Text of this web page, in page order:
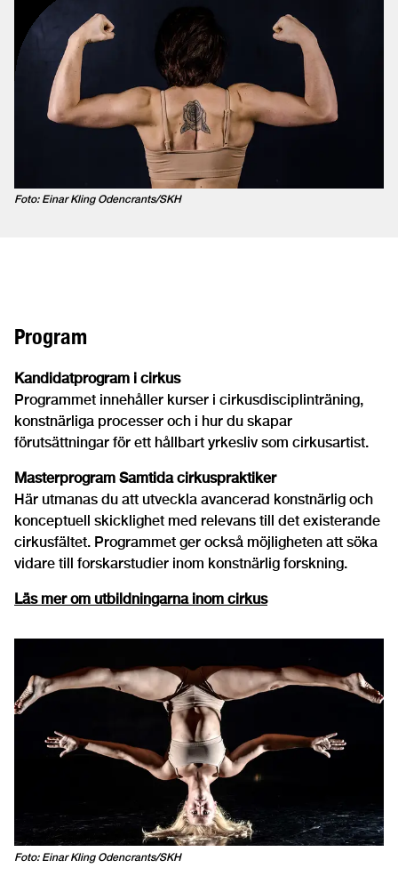
Foto: Einar Kling Odencrants/SKH
Program
Kandidatprogram i cirkus
Programmet innehåller kurser i cirkusdisciplinträning,
konstnärliga processer och i hur du skapar
förutsättningar för ett hållbart yrkesliv som cirkusartist.
Masterprogram Samtida cirkuspraktiker
Här utmanas du att utveckla avancerad konstnärlig och
konceptuell skicklighet med relevans till det existerande
cirkusfältet. Programmet ger också möjligheten att söka
vidare till forskarstudier inom konstnärlig forskning.
Läs mer om utbildningarna inom cirkus
Foto: Einar Kling Odencrants/SKH